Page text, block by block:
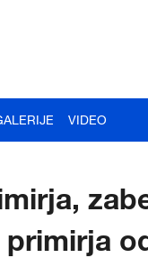
VIDEO
primirja